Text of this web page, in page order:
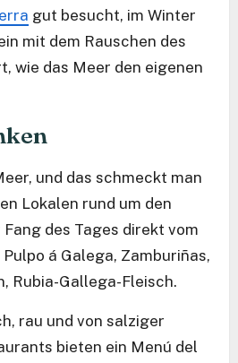
gut besucht, im Winter
mit dem Rauschen des
wie das Meer den eigenen
und das schmeckt man
Lokalen rund um den
des Tages direkt vom
á Galega, Zamburiñas,
Rubia-Gallega-Fleisch.
rau und von salziger
bieten ein Menú del